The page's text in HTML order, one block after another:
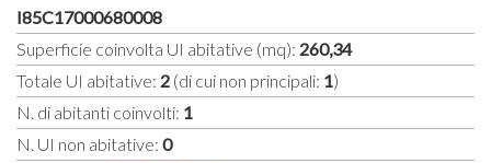
I85C17000680008
Superficie coinvolta UI abitative (mq): 260,34
Totale UI abitative: 2 (di cui non principali: 1)
N. di abitanti coinvolti: 1
N. UI non abitative: 0